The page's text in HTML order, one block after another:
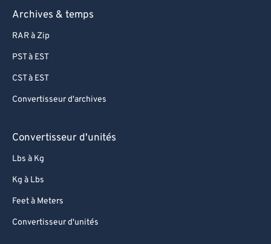
Archives & temps
RAR à Zip
PST à EST
CST à EST
Convertisseur d'archives
Convertisseur d'unités
Lbs à Kg
Kg à Lbs
Feet à Meters
Convertisseur d'unités